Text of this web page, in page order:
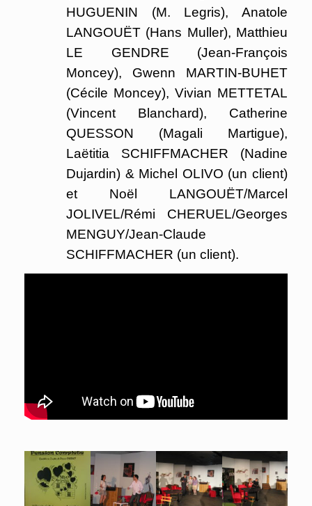
HUGUENIN (M. Legris), Anatole
LANGOUËT (Hans Muller), Matthieu
LE GENDRE (Jean-François
Moncey), Gwenn MARTIN-BUHET
(Cécile Moncey), Vivian METTETAL
(Vincent Blanchard), Catherine
QUESSON (Magali Martigue),
Laëtitia SCHIFFMACHER (Nadine
Dujardin) & Michel OLIVO (un client)
et Noël LANGOUËT/Marcel
JOLIVEL/Rémi CHERUEL/Georges
MENGUY/Jean-Claude
SCHIFFMACHER (un client).